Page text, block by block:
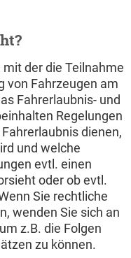
der die Teilnahme
von Fahrzeugen am
Fahrerlaubnis- und
Regelungen
dienen,
und welche
evtl. einen
oder ob evtl.
Sie rechtliche
wenden Sie sich an
z.B. die Folgen
zu können.